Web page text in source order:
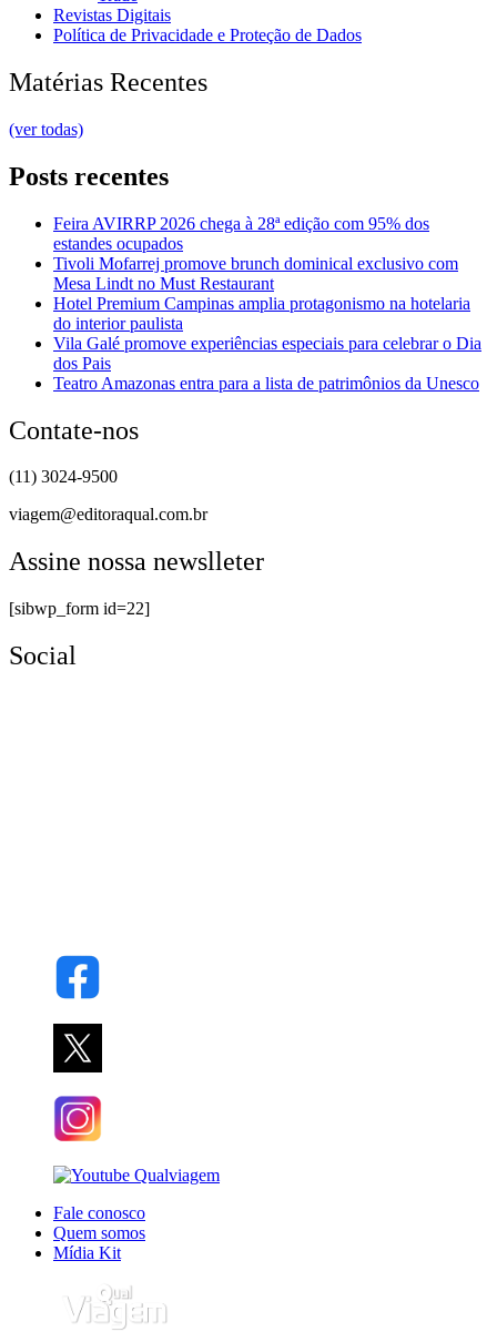
Revistas Digitais
Política de Privacidade e Proteção de Dados
Matérias Recentes
(ver todas)
Posts recentes
Feira AVIRRP 2026 chega à 28ª edição com 95% dos
estandes ocupados
Tivoli Mofarrej promove brunch dominical exclusivo com
Mesa Lindt no Must Restaurant
Hotel Premium Campinas amplia protagonismo na hotelaria
do interior paulista
Vila Galé promove experiências especiais para celebrar o Dia
dos Pais
Teatro Amazonas entra para a lista de patrimônios da Unesco
Contate-nos
(11) 3024-9500
viagem@editoraqual.com.br
Assine nossa newslleter
[sibwp_form id=22]
Social
Fale conosco
Quem somos
Mídia Kit